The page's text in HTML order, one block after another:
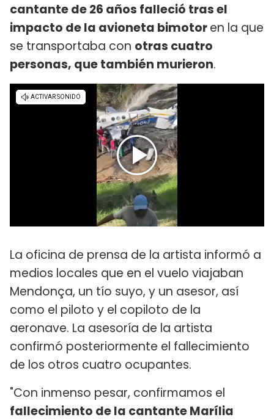
cantante de 26 años falleció tras el
impacto de la avioneta bimotoren la que
se transportaba con otras cuatro
personas, que también murieron.
La oficina de prensa de la artista informó a
medios locales que en el vuelo viajaban
Mendonça, un tío suyo, y un asesor, así
como el piloto y el copiloto de la
aeronave. La asesoría de la artista
confirmó posteriormente el fallecimiento
de los otros cuatro ocupantes.
"Con inmenso pesar, confirmamos el
fallecimiento de la cantante Marília